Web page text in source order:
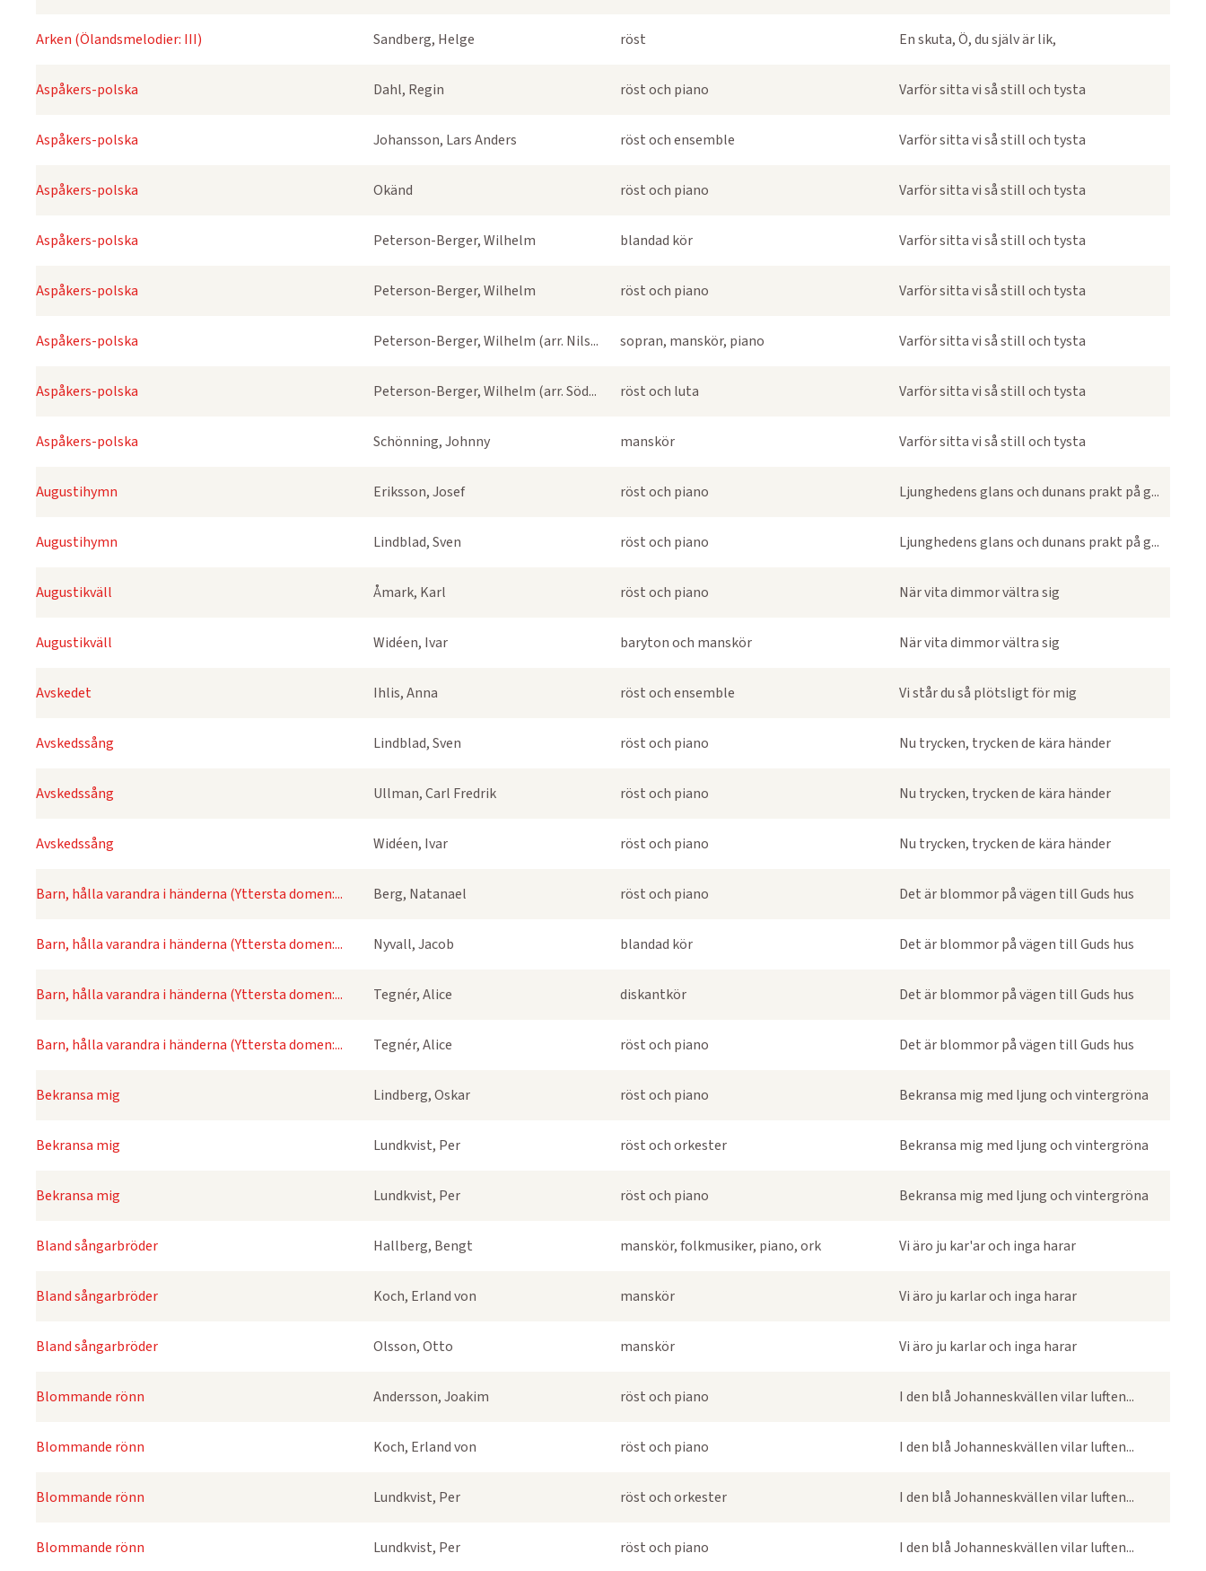
Arken (Ölandsmelodier: III) Sandberg, Helge röst En skuta, Ö, du själv är lik,
Aspåkers-polska Dahl, Regin röst och piano Varför sitta vi så still och tysta
Aspåkers-polska Johansson, Lars Anders röst och ensemble Varför sitta vi så still och tysta
Aspåkers-polska Okänd röst och piano Varför sitta vi så still och tysta
Aspåkers-polska Peterson-Berger, Wilhelm blandad kör Varför sitta vi så still och tysta
Aspåkers-polska Peterson-Berger, Wilhelm röst och piano Varför sitta vi så still och tysta
Aspåkers-polska Peterson-Berger, Wilhelm (arr. Nils... sopran, manskör, piano Varför sitta vi så still och tysta
Aspåkers-polska Peterson-Berger, Wilhelm (arr. Söd... röst och luta Varför sitta vi så still och tysta
Aspåkers-polska Schönning, Johnny manskör Varför sitta vi så still och tysta
Augustihymn Eriksson, Josef röst och piano Ljunghedens glans och dunans prakt på g...
Augustihymn Lindblad, Sven röst och piano Ljunghedens glans och dunans prakt på g...
Augustikväll Åmark, Karl röst och piano När vita dimmor vältra sig
Augustikväll Widéen, Ivar baryton och manskör När vita dimmor vältra sig
Avskedet Ihlis, Anna röst och ensemble Vi står du så plötsligt för mig
Avskedssång Lindblad, Sven röst och piano Nu trycken, trycken de kära händer
Avskedssång Ullman, Carl Fredrik röst och piano Nu trycken, trycken de kära händer
Avskedssång Widéen, Ivar röst och piano Nu trycken, trycken de kära händer
Barn, hålla varandra i händerna (Yttersta domen:... Berg, Natanael röst och piano Det är blommor på vägen till Guds hus
Barn, hålla varandra i händerna (Yttersta domen:... Nyvall, Jacob blandad kör Det är blommor på vägen till Guds hus
Barn, hålla varandra i händerna (Yttersta domen:... Tegnér, Alice diskantkör Det är blommor på vägen till Guds hus
Barn, hålla varandra i händerna (Yttersta domen:... Tegnér, Alice röst och piano Det är blommor på vägen till Guds hus
Bekransa mig Lindberg, Oskar röst och piano Bekransa mig med ljung och vintergröna
Bekransa mig Lundkvist, Per röst och orkester Bekransa mig med ljung och vintergröna
Bekransa mig Lundkvist, Per röst och piano Bekransa mig med ljung och vintergröna
Bland sångarbröder Hallberg, Bengt manskör, folkmusiker, piano, ork Vi äro ju kar'ar och inga harar
Bland sångarbröder Koch, Erland von manskör Vi äro ju karlar och inga harar
Bland sångarbröder Olsson, Otto manskör Vi äro ju karlar och inga harar
Blommande rönn Andersson, Joakim röst och piano I den blå Johanneskvällen vilar luften...
Blommande rönn Koch, Erland von röst och piano I den blå Johanneskvällen vilar luften...
Blommande rönn Lundkvist, Per röst och orkester I den blå Johanneskvällen vilar luften...
Blommande rönn Lundkvist, Per röst och piano I den blå Johanneskvällen vilar luften...